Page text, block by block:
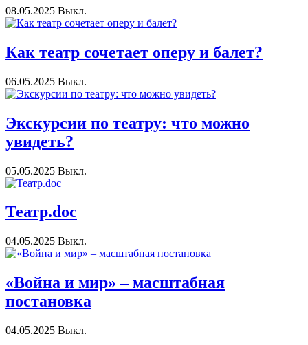
08.05.2025 Выкл.
Как театр сочетает оперу и балет?
06.05.2025 Выкл.
Экскурсии по театру: что можно
увидеть?
05.05.2025 Выкл.
Театр.doc
04.05.2025 Выкл.
«Война и мир» – масштабная
постановка
04.05.2025 Выкл.